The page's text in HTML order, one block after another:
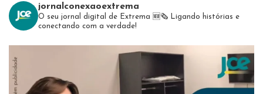
jornalconexaoextrema
O seu jornal digital de Extrema 🆕️🗞 Ligando histórias e
conectando com a verdade!